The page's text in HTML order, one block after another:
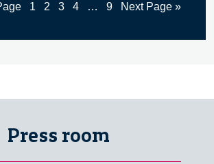
1 2 3 4 … 9 Next Page »
Press room